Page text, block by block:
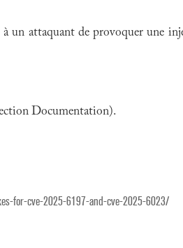
un attaquant de provoquer une
Documentation).
for-cve-2025-6197-and-cve-2025-6023/